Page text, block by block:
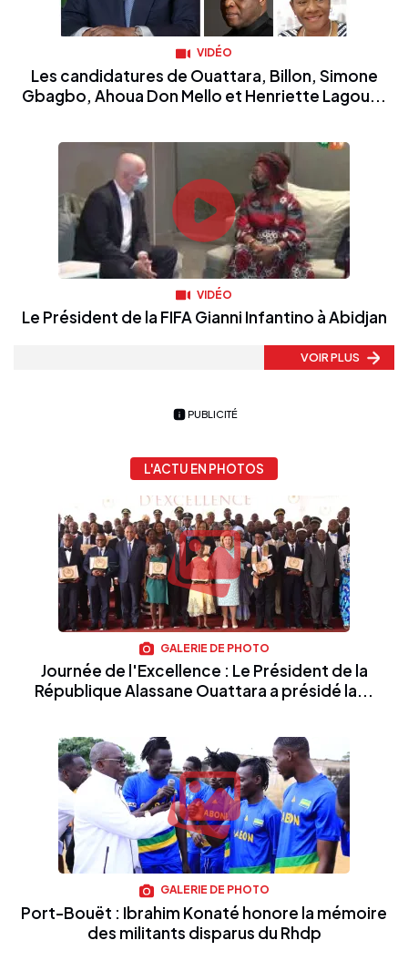
VIDÉO
Les candidatures de Ouattara, Billon, Simone
Gbagbo, Ahoua Don Mello et Henriette Lagou...
VIDÉO
Le Président de la FIFA Gianni Infantino à Abidjan
VOIR PLUS
PUBLICITÉ
L'ACTU EN PHOTOS
GALERIE DE PHOTO
Journée de l'Excellence : Le Président de la
République Alassane Ouattara a présidé la...
GALERIE DE PHOTO
Port-Bouët : Ibrahim Konaté honore la mémoire
des militants disparus du Rhdp